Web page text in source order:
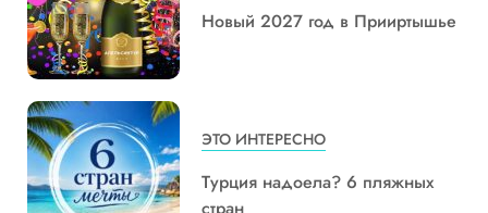
Новый 2027 год в Прииртышье
ЭТО ИНТЕРЕСНО
Турция надоела? 6 пляжных
стран